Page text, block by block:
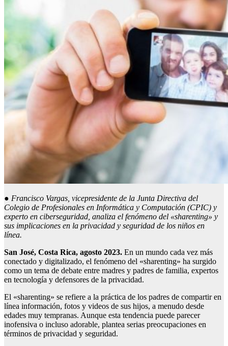
● Francisco Vargas, vicepresidente de la Junta Directiva del
Colegio de Profesionales en Informática y Computación (CPIC) y
experto en ciberseguridad, analiza el fenómeno del «sharenting» y
sus implicaciones en la privacidad y seguridad de los niños en
línea.
San José, Costa Rica, agosto 2023. En un mundo cada vez más
conectado y digitalizado, el fenómeno del «sharenting» ha surgido
como un tema de debate entre madres y padres de familia, expertos
en tecnología y defensores de la privacidad.
El «sharenting» se refiere a la práctica de los padres de compartir en
línea información, fotos y videos de sus hijos, a menudo desde
edades muy tempranas. Aunque esta tendencia puede parecer
inofensiva o incluso adorable, plantea serias preocupaciones en
términos de privacidad y seguridad.